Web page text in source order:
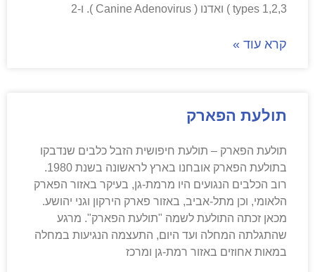
types 1,2,3 ) ואדנו ( Canine Adenovirus ). ו-2
קרא עוד »
תולעת הפארק
תולעת הפארק – תולעת חיפושית הזבל כלבים שנדבקו
בתולעת הפארק אובחנו בארץ לראשונה בשנת 1980.
רוב הכלבים הנגועים היו מרמת-גן, בעיקר באזור הפארק
הלאומי, וכן מתל-אביב, באזור פארק הירקון וגני יהושע.
מכאן זכתה התולעת לשמה "תולעת הפארק". מרגע
שהתגלתה המחלה ועד היום, התעצמה הנגיעות במחלה
במאות אחוזים באזור רמת-גן ומרכז